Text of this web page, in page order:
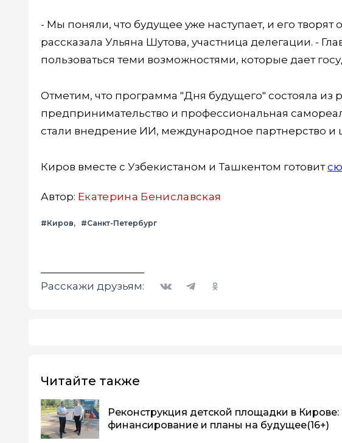
- Мы поняли, что будущее уже наступает, и его
рассказала Ульяна Шутова, участница делегации. -
пользоваться теми возможностями, которые дает
Отметим, что программа "Дня будущего" состояла из
предпринимательство и профессиональная
стали внедрение ИИ, международное партнерство и
Киров вместе с Узбекистаном и Ташкентом готовит
Автор: Екатерина Бениславская
#Киров #Санкт-Петербург
Расскажи друзьям:
Читайте также
Реконструкция детской площадки в Кирове:
финансирование и планы на будущее(16+)